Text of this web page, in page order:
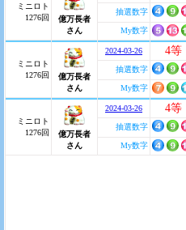
ミニロト
1276回
億万長者
さん
抽選数字
My数字
ミニロト
1276回
億万長者
さん
2024-03-26 4等
抽選数字
My数字
ミニロト
1276回
億万長者
さん
2024-03-26 4等
抽選数字
My数字